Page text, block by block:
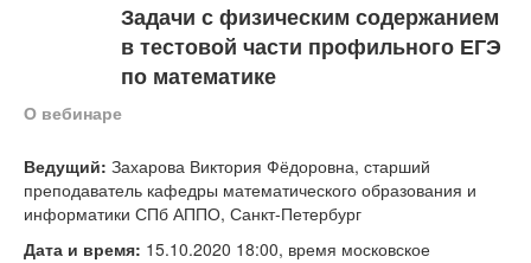
Конкурсы
Вебинары
Тесты
Книги
Задачи с физическим содержанием
в тестовой части профильного ЕГЭ
по математике
О вебинаре
Ведущий: Захарова Виктория Фёдоровна, старший
преподаватель кафедры математического образования и
информатики СПб АППО, Санкт-Петербург
Дата и время: 15.10.2020 18:00, время московское